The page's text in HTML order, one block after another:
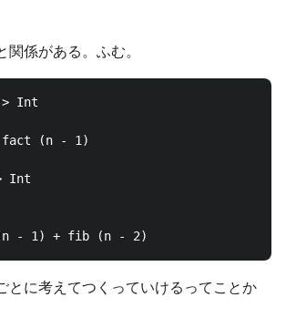
係がある。ふむ。
Int
(n - 1)
Int
とに考えてつくっていけるってことか